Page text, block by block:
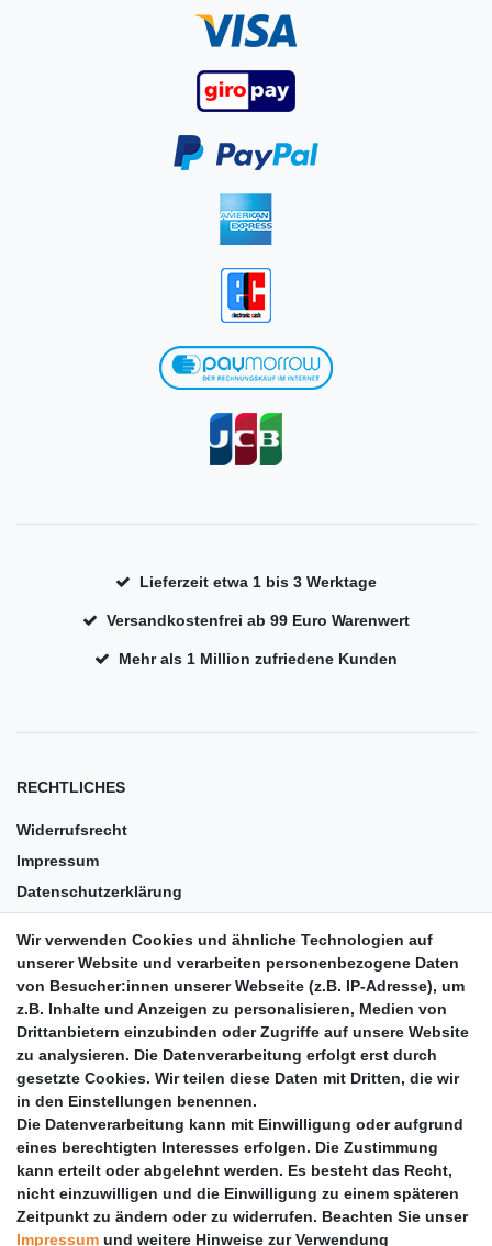
Lieferzeit etwa 1 bis 3 Werktage
Versandkostenfrei ab 99 Euro Warenwert
Mehr als 1 Million zufriedene Kunden
RECHTLICHES
Widerrufsrecht
Impressum
Datenschutzerklärung
Barrierefreiheit
Anleitungen
Vertrag widerrufen
PARTNER
DHL
GLS
PaketPLUS
Wir verwenden Cookies und ähnliche Technologien auf
unserer Website und verarbeiten personenbezogene Daten
von Besucher:innen unserer Webseite (z.B. IP-Adresse), um
z.B. Inhalte und Anzeigen zu personalisieren, Medien von
Drittanbietern einzubinden oder Zugriffe auf unsere Website
zu analysieren. Die Datenverarbeitung erfolgt erst durch
gesetzte Cookies. Wir teilen diese Daten mit Dritten, die wir
in den Einstellungen benennen.
Die Datenverarbeitung kann mit Einwilligung oder aufgrund
eines berechtigten Interesses erfolgen. Die Zustimmung
kann erteilt oder abgelehnt werden. Es besteht das Recht,
nicht einzuwilligen und die Einwilligung zu einem späteren
Zeitpunkt zu ändern oder zu widerrufen. Beachten Sie unser
Impressum und weitere Hinweise zur Verwendung